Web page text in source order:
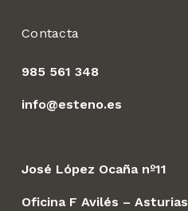
Contacta
985 561 348
info@esteno.es
José López Ocaña nº11
Oficina F Avilés – Asturias